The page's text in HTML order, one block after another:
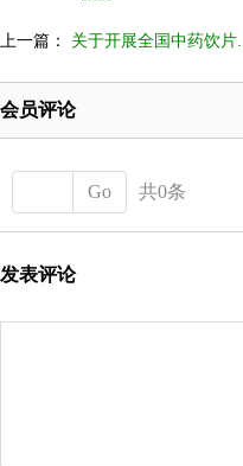
上一篇： 关于开展全国中药饮片...
会员评论
Go 共0条
发表评论